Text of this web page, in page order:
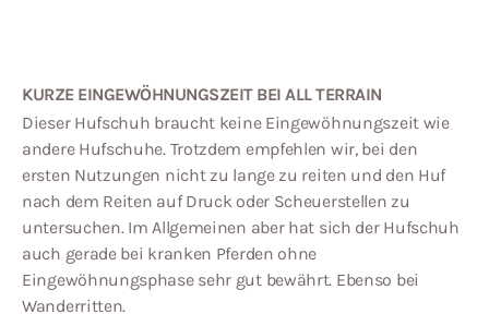
KURZE EINGEWÖHNUNGSZEIT BEI ALL TERRAIN
Dieser Hufschuh braucht keine Eingewöhnungszeit wie
andere Hufschuhe. Trotzdem empfehlen wir, bei den
ersten Nutzungen nicht zu lange zu reiten und den Huf
nach dem Reiten auf Druck oder Scheuerstellen zu
untersuchen. Im Allgemeinen aber hat sich der Hufschuh
auch gerade bei kranken Pferden ohne
Eingewöhnungsphase sehr gut bewährt. Ebenso bei
Wanderritten.